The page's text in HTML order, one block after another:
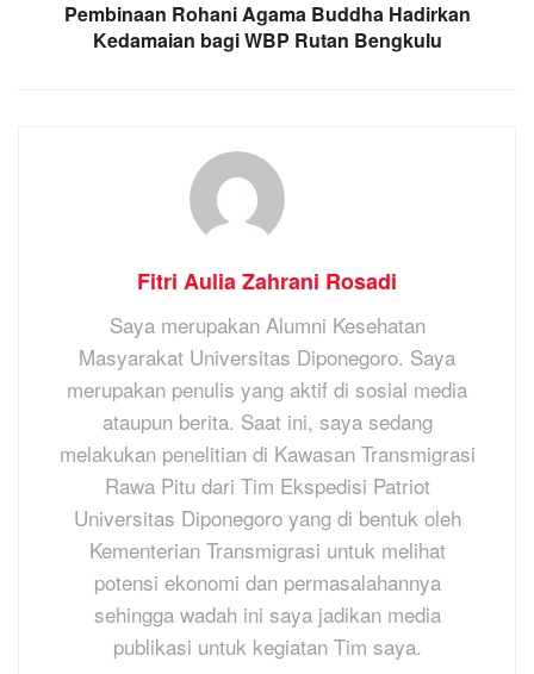
Pembinaan Rohani Agama Buddha Hadirkan
Kedamaian bagi WBP Rutan Bengkulu
Fitri Aulia Zahrani Rosadi
Saya merupakan Alumni Kesehatan
Masyarakat Universitas Diponegoro. Saya
merupakan penulis yang aktif di sosial media
ataupun berita. Saat ini, saya sedang
melakukan penelitian di Kawasan Transmigrasi
Rawa Pitu dari Tim Ekspedisi Patriot
Universitas Diponegoro yang di bentuk oleh
Kementerian Transmigrasi untuk melihat
potensi ekonomi dan permasalahannya
sehingga wadah ini saya jadikan media
publikasi untuk kegiatan Tim saya.